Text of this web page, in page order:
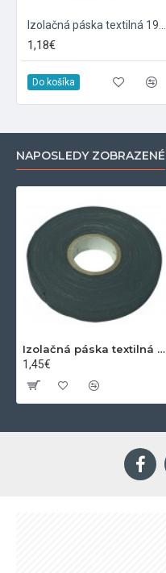
1,18€
Do košíka
NAPOSLEDY ZOBRAZENÉ
Izolačná páska textilná 15mm 15m čierna
1,45€